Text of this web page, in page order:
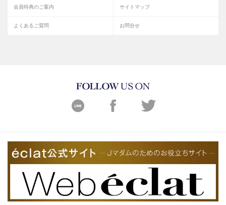
会員特典のご案内 サイトマップ
よくあるご質問 お問合せ